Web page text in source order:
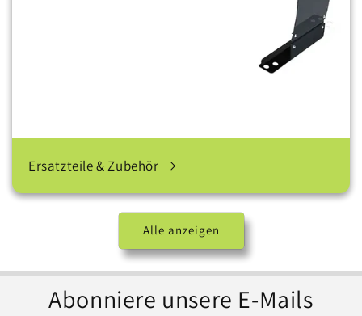
Ersatzteile & Zubehör
Alle anzeigen
Abonniere unsere E-Mails